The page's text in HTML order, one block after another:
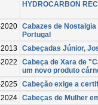
HYDROCARBON
Cabazes de
Portugal
2013
Cabeçadas Júnior,
Cabeça de Xara de
um novo produto
Cabeção exige a
2024 Cabeças de Mulher